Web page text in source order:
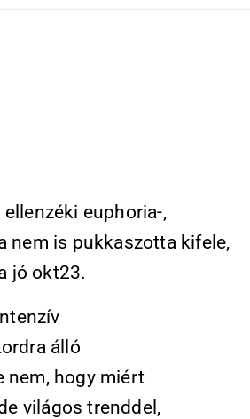
euphoria-,
nem is pukkaszotta kifele,
jó okt23.
álló
nem, hogy miért
világos trenddel,